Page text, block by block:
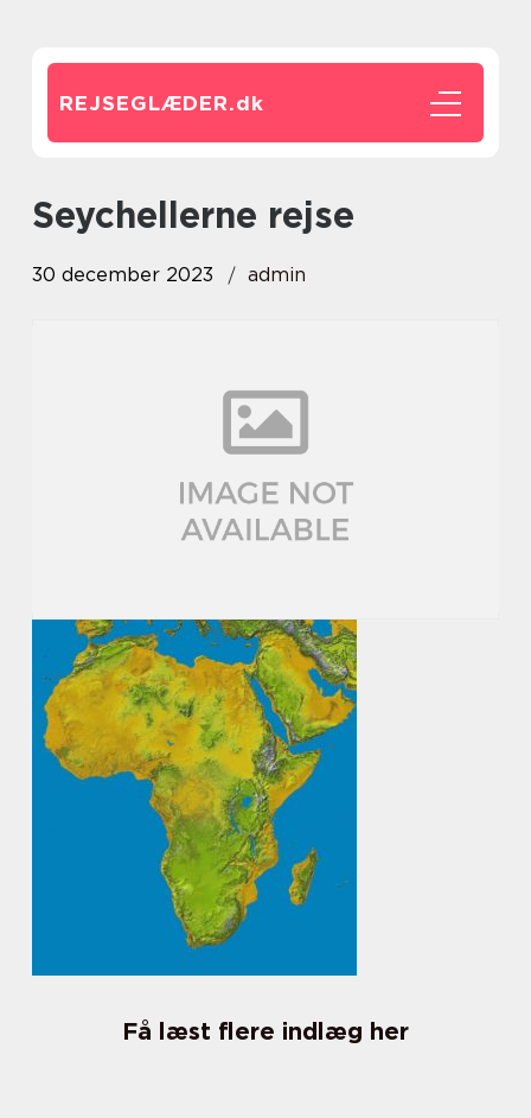
REJSEGLÆDER.dk
seychellerne rejse
30 december 2023 admin
Få læst flere indlæg her